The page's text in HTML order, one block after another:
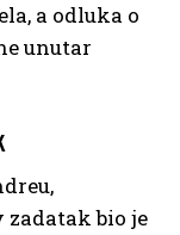
a odluka o
unutar
bio je